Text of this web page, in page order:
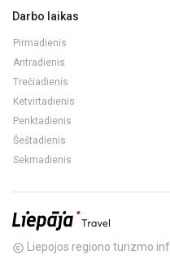
Darbo laikas
Pirmadienis
Antradienis
Trečiadienis
Ketvirtadienis
Penktadienis
Šeštadienis
Sekmadienis
copyright Liepojos regiono turizmo